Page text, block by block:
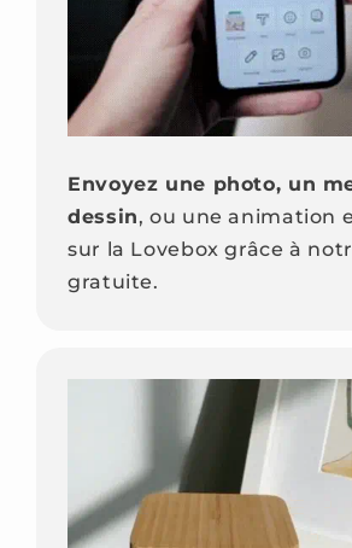
Envoyez une photo, un
dessin, ou une animation
sur la Lovebox grâce à
gratuite.